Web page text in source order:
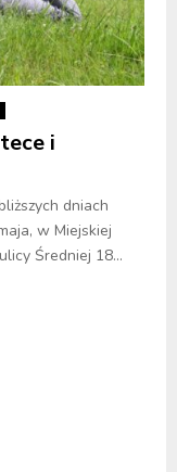
i
dniach
w Miejskiej
Średniej 18...